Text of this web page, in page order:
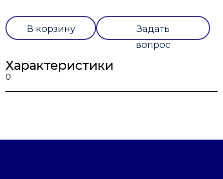
В корзину
Задать
вопрос
Характеристики
0